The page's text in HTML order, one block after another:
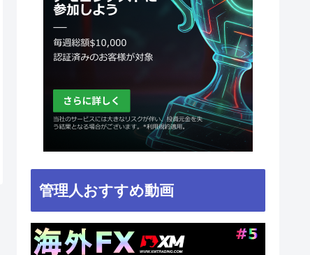
管理人おすすめ動画